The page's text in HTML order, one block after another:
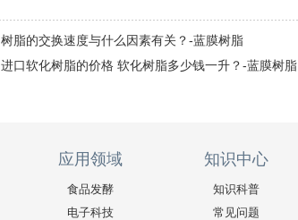
树脂的交换速度与什么因素有关？-蓝膜树脂
进口软化树脂的价格 软化树脂多少钱一升？-蓝膜树脂
应用领域
食品发酵
电子科技
知识中心
知识科普
常见问题